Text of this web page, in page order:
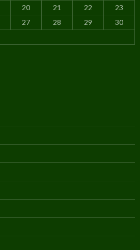
20 21 22
23
27 28 29
30